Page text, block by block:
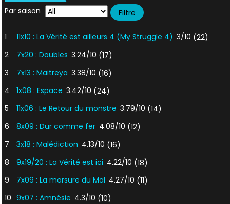
Par saison
1 11x10 : La Vérité est ailleurs 4 (My Struggle 4) 3/10 (22)
2
7x20 : Doubles 3.24/10 (17)
3
7x13 : Maitreya 3.38/10 (16)
4
1x08 : Espace 3.42/10 (24)
5
11x06 : Le Retour du monstre 3.79/10 (14)
6
8x09 : Dur comme fer 4.08/10 (12)
7
3x18 : Malédiction 4.13/10 (16)
8
9x19/20 : La Vérité est ici 4.22/10 (18)
9
7x09 : La morsure du Mal 4.27/10 (11)
10 9x07 : Amnésie 4.3/10 (10)